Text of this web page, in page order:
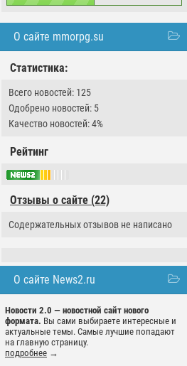
О сайте mmorpg.su
Статистика:
Всего новостей: 125
Одобрено новостей: 5
Качество новостей: 4%
Рейтинг
Отзывы о сайте (22)
Содержательных отзывов не написано
О сайте News2.ru
Новости 2.0 — новостной сайт нового
формата. Вы сами выбираете интересные и
актуальные темы. Самые лучшие попадают
на главную страницу.
подробнее →